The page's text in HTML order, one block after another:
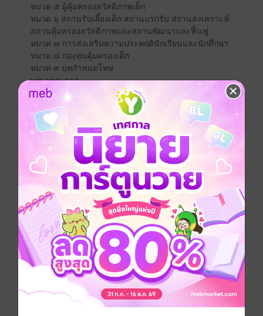
หมวด ๕ ผู้คุ้มครองสวัสดิภาพเด็ก
หมวด ๖ สถานรับเลี้ยงเด็ก สถานแรกรับ สถานสงเคราะห์
สถานคุ้มครองสวัสดิภาพและสถานพัฒนาและฟื้นฟู
หมวด ๗ การส่งเสริมความประพฤตินักเรียนและนักศึกษา
หมวด ๘ กองทุนคุ้มครองเด็ก
หมวด ๙ บทกำหนดโทษ
บทเฉพาะกาล
พระราชบัญญัติคุ้มครองเด็กที่เกิดโดยอาศัยเทคโนโลยี
ช่วยการเจริญพันธุ์ทางการแพทย์ พ.ศ. ๒๕๕๘
หมวด ๑ คณะกรรมการคุ้มครองเด็กที่เกิดโดยอาศัย
เทคโนโลยีช่วยการเจริญพันธุ์ทางการแพทย์
หมวด ๒ การให้บริการเกี่ยวกับเทคโนโลยีช่วยการเจริญ
พันธุ์ทางการแพทย์
หมวด ๓ การตั้งครรภ์แทน
หมวด ๔ ความเป็นบิดาและมารดาของเด็กและการ
คุ้มครองเด็กที่เกิดโดยอาศัยเทคโนโลยีช่วยการเจริญพันธุ์
ทางการแพทย์
หมวด ๕ การควบคุมการดำเนินการเกี่ยวกับเทคโนโลยี
ช่วยการเจริญพันธุ์ทางการแพทย์
หมวด ๖ บทกำหนดโทษ
บทเฉพาะกาล
พระราชบัญญัติคุ้มครองเด็กที่เกิดโดยอาศัยเทคโนโลยี
ช่วยการเจริญพันธุ์ทางการแพทย์